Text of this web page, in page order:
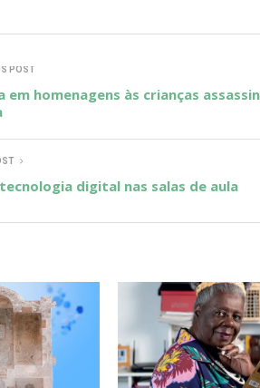
POST
homenagens às crianças
digital nas salas de aula